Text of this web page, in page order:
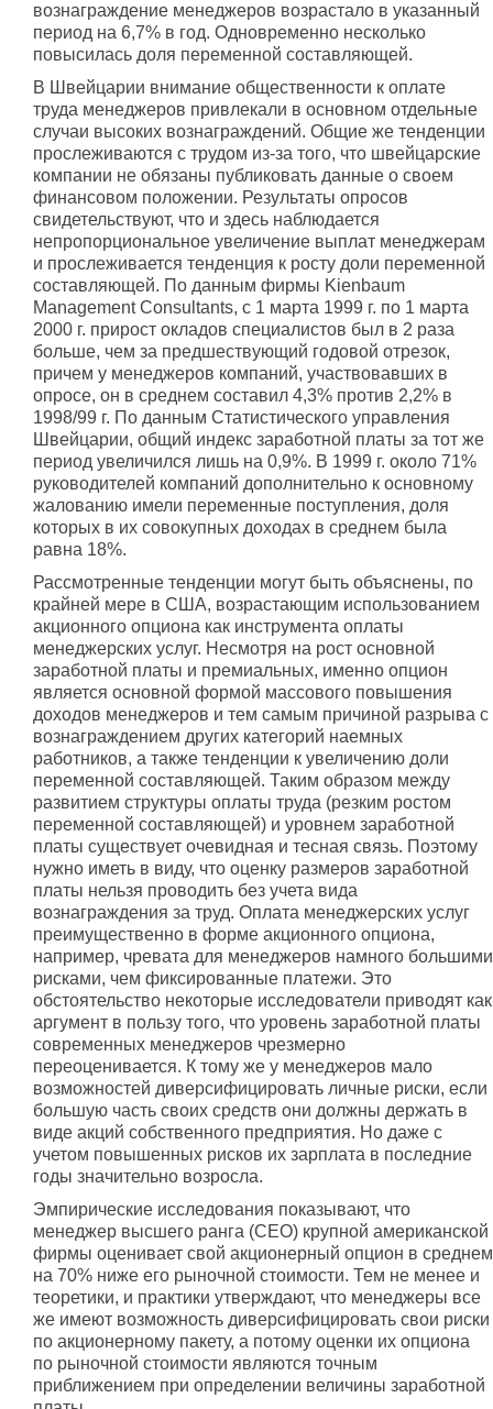
вознаграждение менеджеров возрастало в указанный
период на 6,7% в год. Одновременно несколько
повысилась доля переменной составляющей.
В Швейцарии внимание общественности к оплате
труда менеджеров привлекали в основном отдельные
случаи высоких вознаграждений. Общие же тенденции
прослеживаются с трудом из-за того, что швейцарские
компании не обязаны публиковать данные о своем
финансовом положении. Результаты опросов
свидетельствуют, что и здесь наблюдается
непропорциональное увеличение выплат менеджерам
и прослеживается тенденция к росту доли переменной
составляющей. По данным фирмы Kienbaum
Management Consultants, с 1 марта 1999 г. по 1 марта
2000 г. прирост окладов специалистов был в 2 раза
больше, чем за предшествующий годовой отрезок,
причем у менеджеров компаний, участвовавших в
опросе, он в среднем составил 4,3% против 2,2% в
1998/99 г. По данным Статистического управления
Швейцарии, общий индекс заработной платы за тот же
период увеличился лишь на 0,9%. В 1999 г. около 71%
руководителей компаний дополнительно к основному
жалованию имели переменные поступления, доля
которых в их совокупных доходах в среднем была
равна 18%.
Рассмотренные тенденции могут быть объяснены, по
крайней мере в США, возрастающим использованием
акционного опциона как инструмента оплаты
менеджерских услуг. Несмотря на рост основной
заработной платы и премиальных, именно опцион
является основной формой массового повышения
доходов менеджеров и тем самым причиной разрыва с
вознаграждением других категорий наемных
работников, а также тенденции к увеличению доли
переменной составляющей. Таким образом между
развитием структуры оплаты труда (резким ростом
переменной составляющей) и уровнем заработной
платы существует очевидная и тесная связь. Поэтому
нужно иметь в виду, что оценку размеров заработной
платы нельзя проводить без учета вида
вознаграждения за труд. Оплата менеджерских услуг
преимущественно в форме акционного опциона,
например, чревата для менеджеров намного большими
рисками, чем фиксированные платежи. Это
обстоятельство некоторые исследователи приводят как
аргумент в пользу того, что уровень заработной платы
современных менеджеров чрезмерно
переоценивается. К тому же у менеджеров мало
возможностей диверсифицировать личные риски, если
большую часть своих средств они должны держать в
виде акций собственного предприятия. Но даже с
учетом повышенных рисков их зарплата в последние
годы значительно возросла.
Эмпирические исследования показывают, что
менеджер высшего ранга (СЕО) крупной американской
фирмы оценивает свой акционерный опцион в среднем
на 70% ниже его рыночной стоимости. Тем не менее и
теоретики, и практики утверждают, что менеджеры все
же имеют возможность диверсифицировать свои риски
по акционерному пакету, а потому оценки их опциона
по рыночной стоимости являются точным
приближением при определении величины заработной